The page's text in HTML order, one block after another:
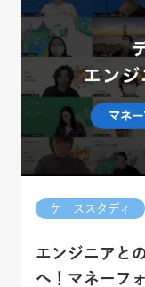
ケーススタディ
エンジニアと
へ！マネーフ